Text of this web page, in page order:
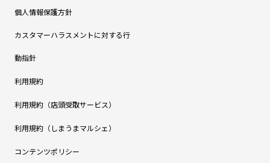
個人情報保護方針
カスタマーハラスメントに対する行
動指針
利用規約
利用規約（店頭受取サービス）
利用規約（しまうまマルシェ）
コンテンツポリシー